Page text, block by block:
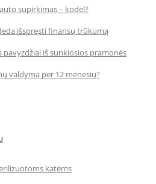
supirkimas – kodėl?
išspręsti finansų trūkumą
pavyzdžiai iš sunkiosios pramonės
valdymą per 12 mėnesių?
katėms